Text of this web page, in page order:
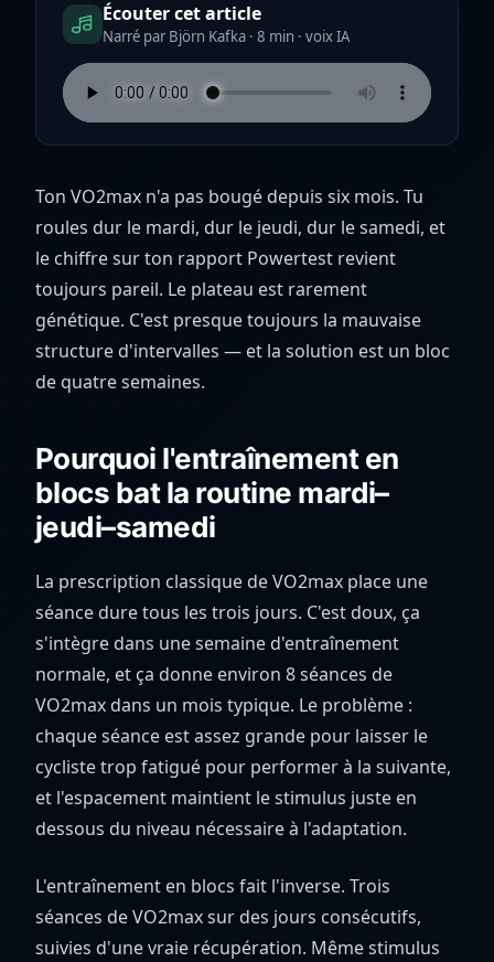
Écouter cet article
Narré par Björn Kafka · 8 min · voix IA
Ton VO2max n'a pas bougé depuis six mois. Tu
roules dur le mardi, dur le jeudi, dur le samedi, et
le chiffre sur ton rapport Powertest revient
toujours pareil. Le plateau est rarement
génétique. C'est presque toujours la mauvaise
structure d'intervalles — et la solution est un bloc
de quatre semaines.
Pourquoi l'entraînement en
blocs bat la routine mardi–
jeudi–samedi
La prescription classique de VO2max place une
séance dure tous les trois jours. C'est doux, ça
s'intègre dans une semaine d'entraînement
normale, et ça donne environ 8 séances de
VO2max dans un mois typique. Le problème :
chaque séance est assez grande pour laisser le
cycliste trop fatigué pour performer à la suivante,
et l'espacement maintient le stimulus juste en
dessous du niveau nécessaire à l'adaptation.
L'entraînement en blocs fait l'inverse. Trois
séances de VO2max sur des jours consécutifs,
suivies d'une vraie récupération. Même stimulus